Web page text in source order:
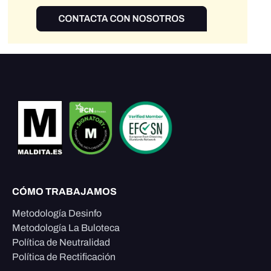
CÓMO TRABAJAMOS
Metodología Desinfo
Metodología La Buloteca
Política de Neutralidad
Política de Rectificación